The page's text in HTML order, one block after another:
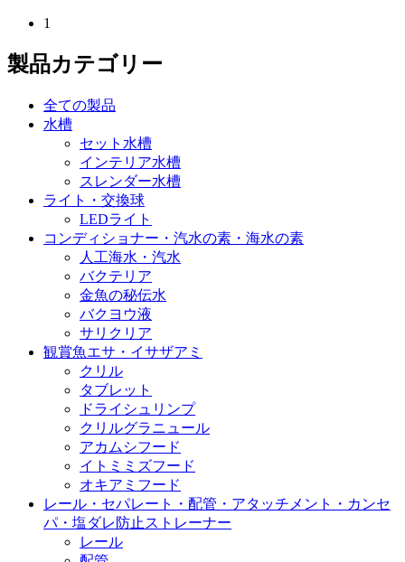
1
製品カテゴリー
全ての製品
水槽
セット水槽
インテリア水槽
スレンダー水槽
ライト・交換球
LEDライト
コンディショナー・汽水の素・海水の素
人工海水・汽水
バクテリア
金魚の秘伝水
バクヨウ液
サリクリア
観賞魚エサ・イサザアミ
クリル
タブレット
ドライシュリンプ
クリルグラニュール
アカムシフード
イトミミズフード
オキアミフード
レール・セパレート・配管・アタッチメント・カンセ
パ・塩ダレ防止ストレーナー
レール